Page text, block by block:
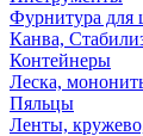
Фурнитура для
Канва,
Контейнеры
Леска,
Пяльцы
Ленты,